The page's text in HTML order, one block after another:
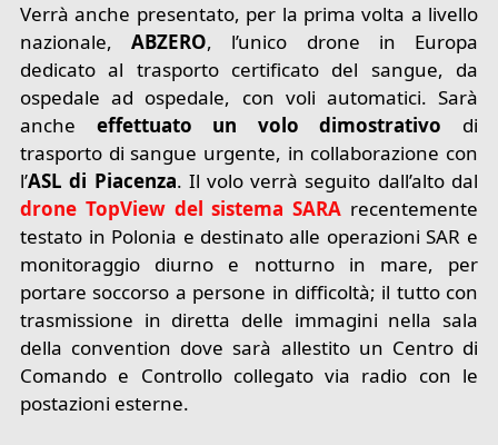
Verrà anche presentato, per la prima volta a livello
nazionale,ABZERO, l’unico drone in Europa
dedicato al trasporto certificato del sangue, da
ospedale ad ospedale, con voli automatici. Sarà
anche effettuato un volo dimostrativo di
trasporto di sangue urgente, in collaborazione con
l’ASL di Piacenza. Il volo verrà seguito dall’alto dal
drone TopView del sistema SARA recentemente
testato in Polonia e destinato alle operazioni SAR e
monitoraggio diurno e notturno in mare, per
portare soccorso a persone in difficoltà; il tutto con
trasmissione in diretta delle immagini nella sala
della convention dove sarà allestito un Centro di
Comando e Controllo collegato via radio con le
postazioni esterne.